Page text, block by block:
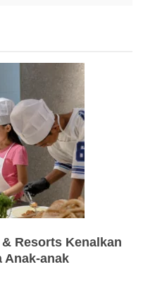
Resorts Kenalkan
Anak-anak